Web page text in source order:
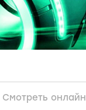
Смотреть онлайн